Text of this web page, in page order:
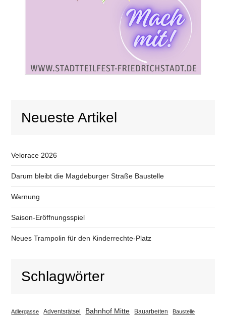
Neueste Artikel
Velorace 2026
Darum bleibt die Magdeburger Straße Baustelle
Warnung
Saison-Eröffnungsspiel
Neues Trampolin für den Kinderrechte-Platz
Schlagwörter
Adlergasse Adventsrätsel Bahnhof Mitte Bauarbeiten Baustelle